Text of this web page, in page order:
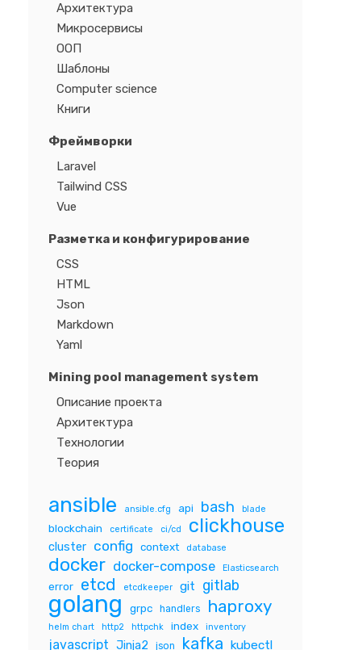
Архитектура
Микросервисы
ООП
Шаблоны
Computer science
Книги
Фреймворки
Laravel
Tailwind CSS
Vue
Разметка и конфигурирование
CSS
HTML
Json
Markdown
Yaml
Mining pool management system
Описание проекта
Архитектура
Технологии
Теория
ansible ansible.cfg api bash blade
blockchain certificate ci/cd clickhouse
cluster config context database
docker docker-compose Elasticsearch
error etcd etcdkeeper git gitlab
golang grpc handlers haproxy
helm chart http2 httpchk index inventory
javascript Jinja2 json kafka kubectl